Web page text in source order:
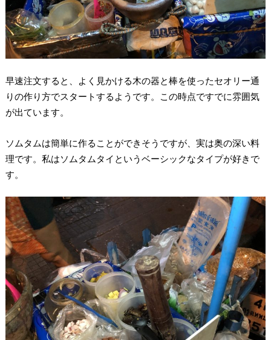
早速注文すると、よく見かける木の器と棒を使ったセオリー通
りの作り方でスタートするようです。この時点ですでに雰囲気
が出ています。
ソムタムは簡単に作ることができそうですが、実は奥の深い料
理です。私はソムタムタイというベーシックなタイプが好きで
す。